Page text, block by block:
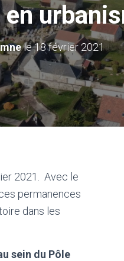
le18 février 2021
2021. Avec le
permanences
dans les
sein du Pôle